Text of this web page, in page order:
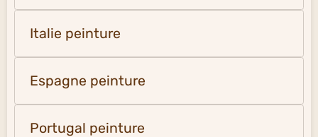
Italie peinture
Espagne peinture
Portugal peinture